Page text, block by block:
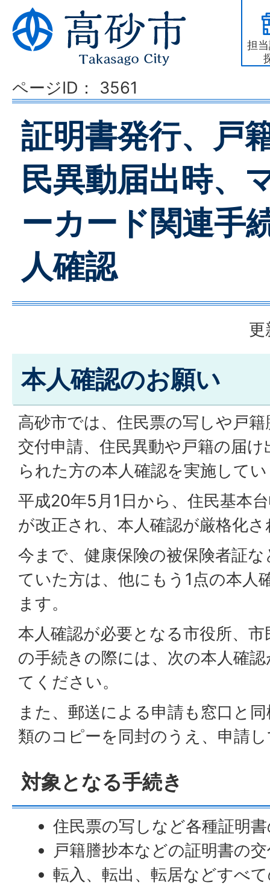
担
ページID： 3561
証明書発行、戸
民異動届出時、
ーカード関連手
人確認
更
本人確認のお願い
高砂市では、住民票の写しや戸
交付申請、住民異動や戸籍の届
られた方の本人確認を実施して
平成20年5月1日から、住民基本
が改正され、本人確認が厳格化
今まで、健康保険の被保険者証
ていた方は、他にもう1点の本人
ます。
本人確認が必要となる市役所、
の手続きの際には、次の本人確
てください。
また、郵送による申請も窓口と
類のコピーを同封のうえ、申請
対象となる手続き
住民票の写しなど各種証明
戸籍謄抄本などの証明書の
転入、転出、転居などすべ